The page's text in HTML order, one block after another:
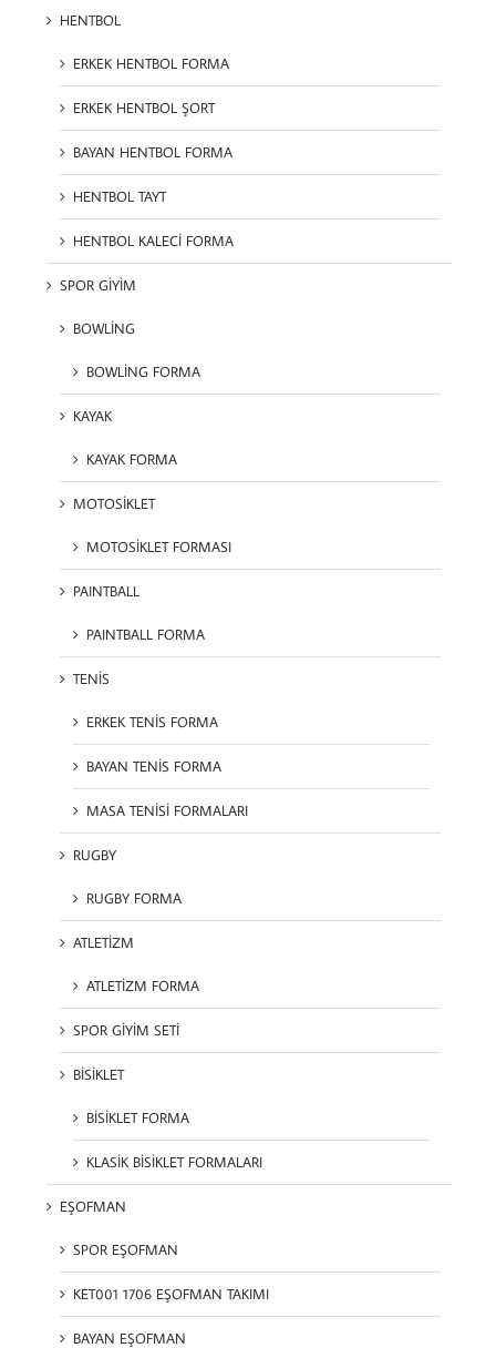
HENTBOL
ERKEK HENTBOL FORMA
ERKEK HENTBOL ŞORT
BAYAN HENTBOL FORMA
HENTBOL TAYT
HENTBOL KALECİ FORMA
SPOR GİYİM
BOWLİNG
BOWLİNG FORMA
KAYAK
KAYAK FORMA
MOTOSİKLET
MOTOSİKLET FORMASI
PAINTBALL
PAINTBALL FORMA
TENİS
ERKEK TENİS FORMA
BAYAN TENİS FORMA
MASA TENİSİ FORMALARI
RUGBY
RUGBY FORMA
ATLETİZM
ATLETİZM FORMA
SPOR GİYİM SETİ
BİSİKLET
BİSİKLET FORMA
KLASİK BİSİKLET FORMALARI
EŞOFMAN
SPOR EŞOFMAN
KET001 1706 EŞOFMAN TAKIMI
BAYAN EŞOFMAN